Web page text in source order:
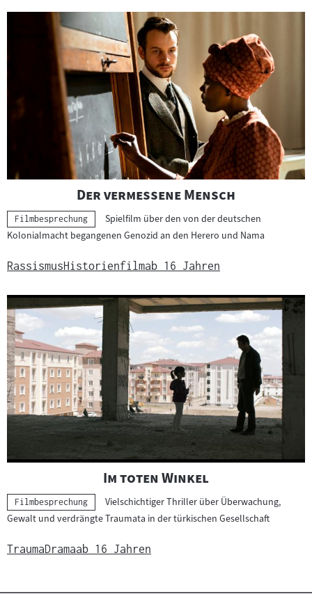
"
Der vermessene Mensch
Kategorie:
Filmbesprechung
Spielfilm über den von der deutschen
Kolonialmacht begangenen Genozid an den Herero und Nama
RassismusHistorienfilmab 16 Jahren
"
Im toten Winkel
Kategorie:
Filmbesprechung
Vielschichtiger Thriller über Überwachung,
Gewalt und verdrängte Traumata in der türkischen Gesellschaft
TraumaDramaab 16 Jahren